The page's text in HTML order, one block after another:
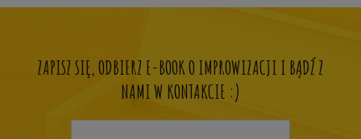
ZAPISZ SIĘ, ODBIERZ E-BOOK O IMPROWIZACJI I BĄDŹ Z
NAMI W KONTAKCIE :)